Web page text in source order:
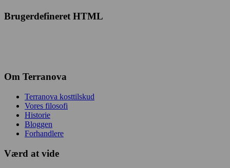
Brugerdefineret HTML
Om Terranova
Terranova kosttilskud
Vores filosofi
Historie
Bloggen
Forhandlere
Værd at vide